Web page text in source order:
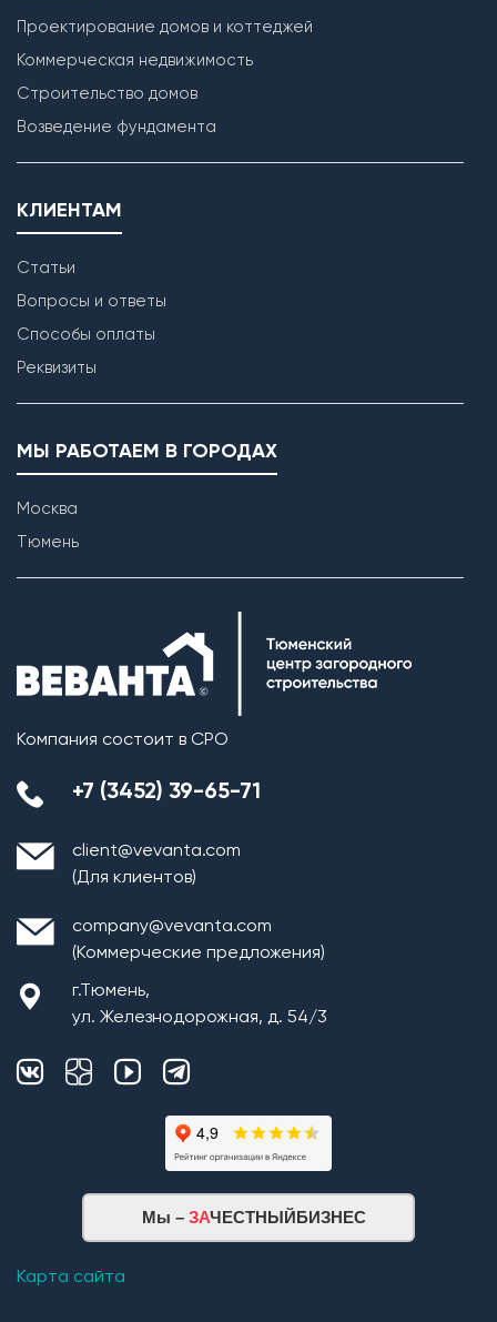
Проектирование домов и коттеджей
Коммерческая недвижимость
Строительство домов
Возведение фундамента
КЛИЕНТАМ
Статьи
Вопросы и ответы
Способы оплаты
Реквизиты
МЫ РАБОТАЕМ В ГОРОДАХ
Москва
Тюмень
Компания состоит в СРО
+7 (3452) 39-65-71
client@vevanta.com
(Для клиентов)
company@vevanta.com
(Коммерческие предложения)
г.Тюмень,
ул. Железнодорожная, д. 54/3
Мы – ЗАЧЕСТНЫЙБИЗНЕС
Карта сайта